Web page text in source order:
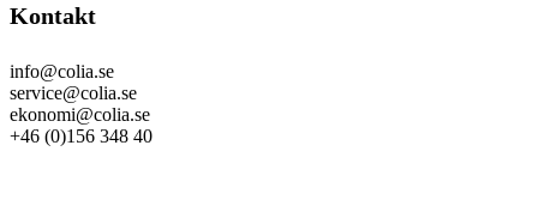
Kontakt
info@colia.se
service@colia.se
ekonomi@colia.se
+46 (0)156 348 40